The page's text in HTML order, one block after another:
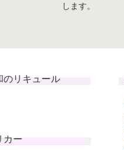
します。
のリキュール
カー